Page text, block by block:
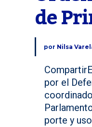
de
por Nilsa
por el
porte y